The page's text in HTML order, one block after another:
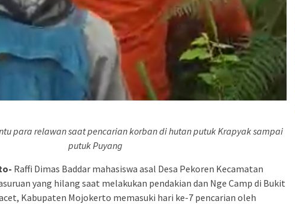
para relawan saat pencarian korban di hutan putuk Krapyak sampai
putuk Puyang
Raffi Dimas Baddar mahasiswa asal Desa Pekoren Kecamatan
yang hilang saat melakukan pendakian dan Nge Camp di Bukit
Kabupaten Mojokerto memasuki hari ke-7 pencarian oleh